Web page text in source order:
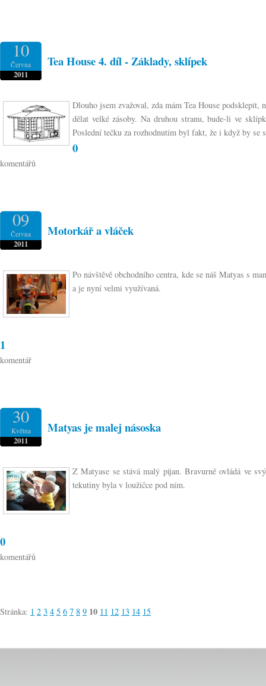
10
Června
2011
Tea House 4. díl - Základy, sklípek
Dlouho jsem zvažoval, zda mám Tea House
dělat velké zásoby. Na druhou stranu, bude-li ve
Poslední tečku za rozhodnutím byl fakt, že i když by
0
komentářů
09
Června
2011
Motorkář a vláček
Po návštěvě obchodního centra, kde se náš Matyas s
a je nyní velmi využívaná.
1
komentář
30
Května
2011
Matyas je malej násoska
Z Matyase se stává malý pijan. Bravurně ovládá ve
tekutiny byla v loužičce pod ním.
0
komentářů
Stránka: 1 2 3 4 5 6 7 8 9 10 11 12 13 14 15